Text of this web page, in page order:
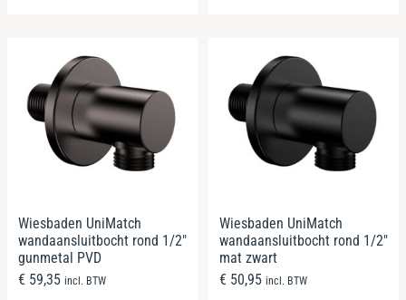
Wiesbaden UniMatch
wandaansluitbocht rond 1/2″
gunmetal PVD
€ 59,35 incl. BTW
Wiesbaden UniMatch
wandaansluitbocht rond 1/2″
mat zwart
€ 50,95 incl. BTW